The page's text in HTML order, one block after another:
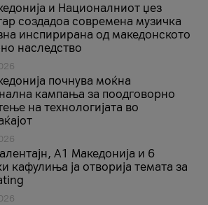
и Националниот џез
создадоа современа музичка
инспирирана од македонското
наследство
почнува моќна
кампања за поодговорно
на технологијата во
A1 Македонија и 6
кафулиња ја отворија темата за